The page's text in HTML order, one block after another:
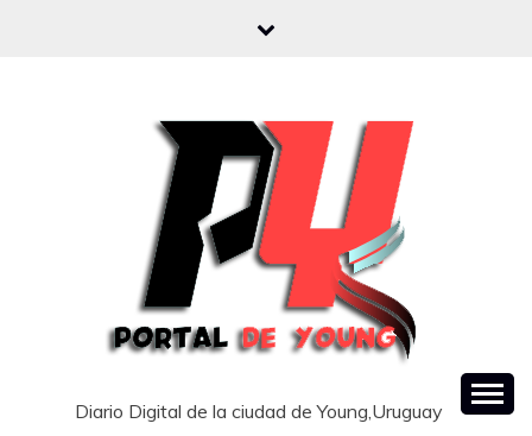
Diario Digital de la ciudad de Young,Uruguay